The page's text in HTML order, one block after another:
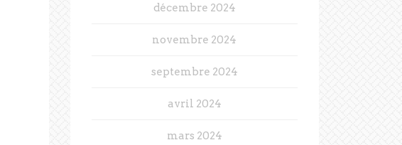
décembre 2024
novembre 2024
septembre 2024
avril 2024
mars 2024